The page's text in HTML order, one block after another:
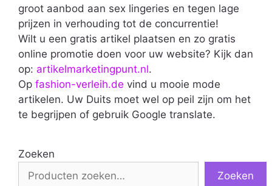
groot aanbod aan sex lingeries en tegen lage
prijzen in verhouding tot de concurrentie!
Wilt u een gratis artikel plaatsen en zo gratis
online promotie doen voor uw website? Kijk dan
op: artikelmarketingpunt.nl.
Op fashion-verleih.de vind u mooie mode
artikelen. Uw Duits moet wel op peil zijn om het
te begrijpen of gebruik Google translate.
Zoeken
Zoeken